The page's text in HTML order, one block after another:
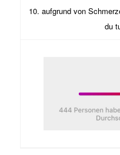
10. aufgrund von
du